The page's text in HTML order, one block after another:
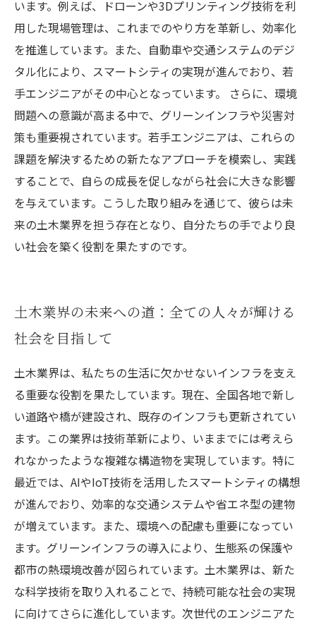
います。例えば、ドローンや3Dプリンティング技術を利
用した現場管理は、これまでのやり方を革新し、効率化
を推進しています。また、自動車や交通システムのデジ
タル化により、スマートシティの実現が進んでおり、若
手エンジニアがその中心となっています。 さらに、環境
問題への意識が高まる中で、グリーンインフラや災害対
策も重要視されています。若手エンジニアは、これらの
課題を解決するための新たなアプローチを模索し、実践
することで、自らの成長を促しながら社会に大きな影響
を与えています。こうした取り組みを通じて、彼らは未
来の土木業界を担う存在となり、自分たちの手でより良
い社会を築く役割を果たすのです。
土木業界の未来への道：全ての人々が輝ける
社会を目指して
土木業界は、私たちの生活に欠かせないインフラを支え
る重要な役割を果たしています。現在、全国各地で新し
い道路や橋が建設され、既存のインフラも更新されてい
ます。この業界は技術革新により、いままでには考えら
れなかったような複雑な構造物を実現しています。特に
最近では、AIやIoT技術を活用したスマートシティの構想
が進んでおり、効率的な交通システムや省エネ型の建物
が増えています。また、環境への配慮も重要になってい
ます。グリーンインフラの導入により、生態系の保護や
都市の熱環境改善が図られています。土木業界は、新た
な科学技術を取り入れることで、持続可能な社会の実現
に向けてさらに進化しています。次世代のエンジニアた